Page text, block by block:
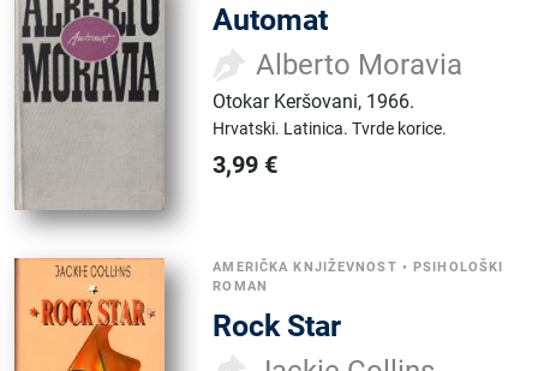
Automat
Alberto Moravia
Otokar Keršovani, 1966.
Hrvatski. Latinica.Tvrde korice.
3,99 €
AMERIČKA KNJIŽEVNOST •PSIHOLOŠKI
ROMAN
Rock Star